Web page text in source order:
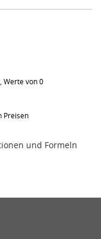
Werte von 0
Preisen
und Formeln